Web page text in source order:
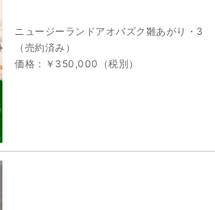
ニュージーランドアオバズク雛あがり・3
（売約済み）
価格：￥350,000（税別）